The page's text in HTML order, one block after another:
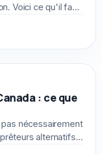
Voici ce qu'il faut
: ce que
nécessairement
alternatifs